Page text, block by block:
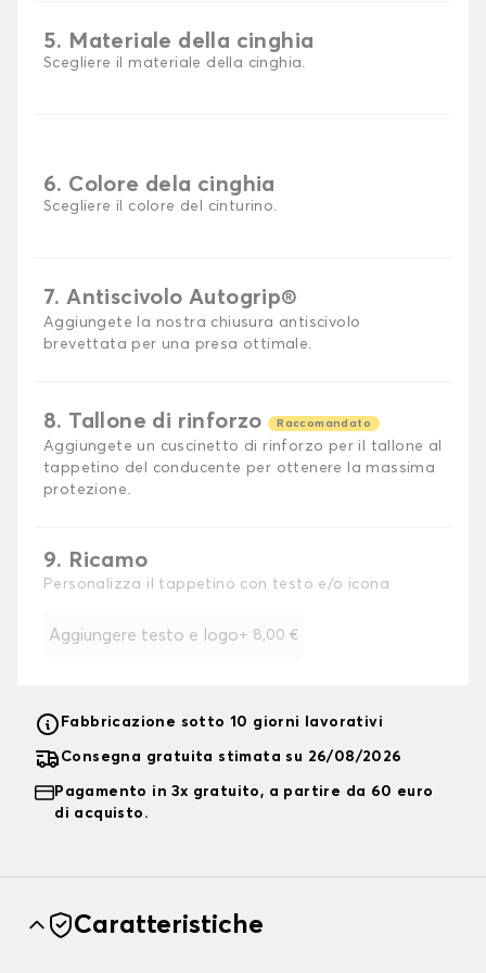
5. Materiale della cinghia
Scegliere il materiale della cinghia.
6. Colore dela cinghia
Scegliere il colore del cinturino.
7. Antiscivolo Autogrip®
Aggiungete la nostra chiusura antiscivolo
brevettata per una presa ottimale.
8. Tallone di rinforzo Raccomandato
Aggiungete un cuscinetto di rinforzo per il tallone al
tappetino del conducente per ottenere la massima
protezione.
9. Ricamo
Personalizza il tappetino con testo e/o icona
Aggiungere testo e logo+ 8,00 €
Fabbricazione sotto 10 giorni lavorativi
Consegna gratuita stimata su 26/08/2026
Pagamento in 3x gratuito, a partire da 60 euro
di acquisto.
Caratteristiche